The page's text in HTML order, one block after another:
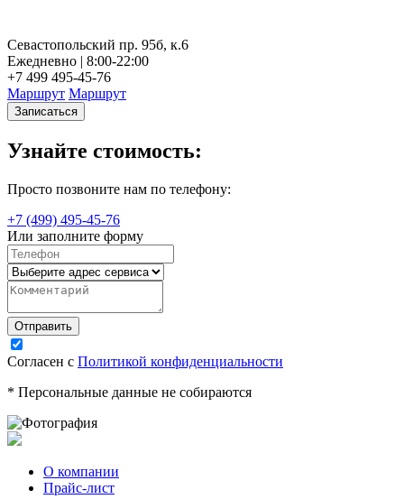
Севастопольский пр. 95б, к.6
Ежедневно | 8:00-22:00
+7 499 495-45-76
Маршрут Маршрут
Записаться
Узнайте стоимость:
Просто позвоните нам по телефону:
+7 (499) 495-45-76
Или заполните форму
Согласен с Политикой конфиденциальности
* Персональные данные не собираются
О компании
Прайс-лист